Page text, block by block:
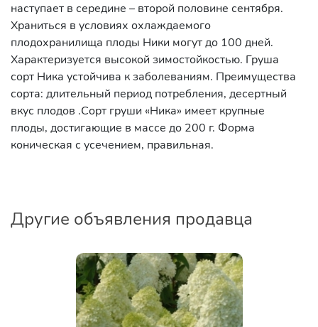
наступает в середине – второй половине сентября.
Храниться в условиях охлаждаемого
плодохранилища плоды Ники могут до 100 дней.
Характеризуется высокой зимостойкостью. Груша
сорт Ника устойчива к заболеваниям. Преимущества
сорта: длительный период потребления, десертный
вкус плодов .Сорт груши «Ника» имеет крупные
плоды, достигающие в массе до 200 г. Форма
коническая с усечением, правильная.
Другие объявления продавца